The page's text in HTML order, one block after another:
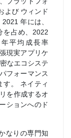
よび ウィンド
年には、
を占め、2022
平均成長率
現実アプリケ
なエコシステ
フォーマンス
す。 ネイティ
を作成するオ
ションへのド
なりの専門知